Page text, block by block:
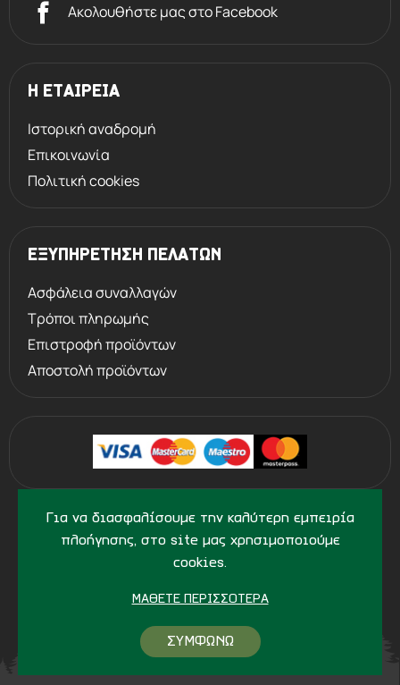
Για να διασφαλίσουμε την καλύτερη εμπειρία
πλοήγησης, στο site μας χρησιμοποιούμε
cookies.
ΜΆΘΕΤΕ ΠΕΡΙΣΣΌΤΕΡΑ
ΣΥΜΦΩΝΩ
Ακολουθήστε μας στο Facebook
Η ΕΤΑΙΡΕΙΑ
Ιστορική αναδρομή
Επικοινωνία
Πολιτική cookies
ΕΞΥΠΗΡΕΤΗΣΗ ΠΕΛΑΤΩΝ
Ασφάλεια συναλλαγών
Τρόποι πληρωμής
Επιστροφή προϊόντων
Αποστολή προϊόντων
© 2013 - 2026 PERVOLARAKIS1924.GR